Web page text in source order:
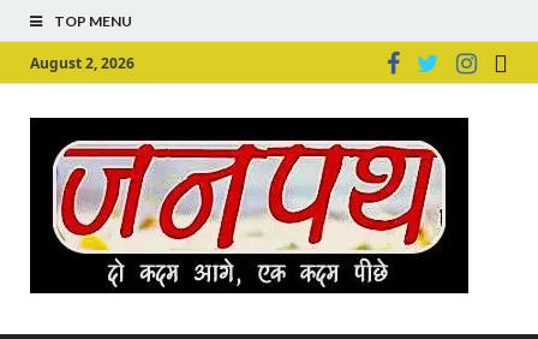
TOP MENU
August 2, 2026